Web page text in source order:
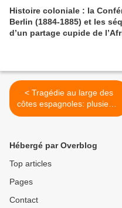
Histoire coloniale : la
Berlin (1884-1885) et les
d’un partage cupide de
< Tragédie au large des
côtes espagnoles: plusieurs
embarcations de harragas
déplorés
Hébergé par Overblog
Top articles
Pages
Contact